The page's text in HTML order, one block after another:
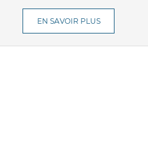
EN SAVOIR PLUS